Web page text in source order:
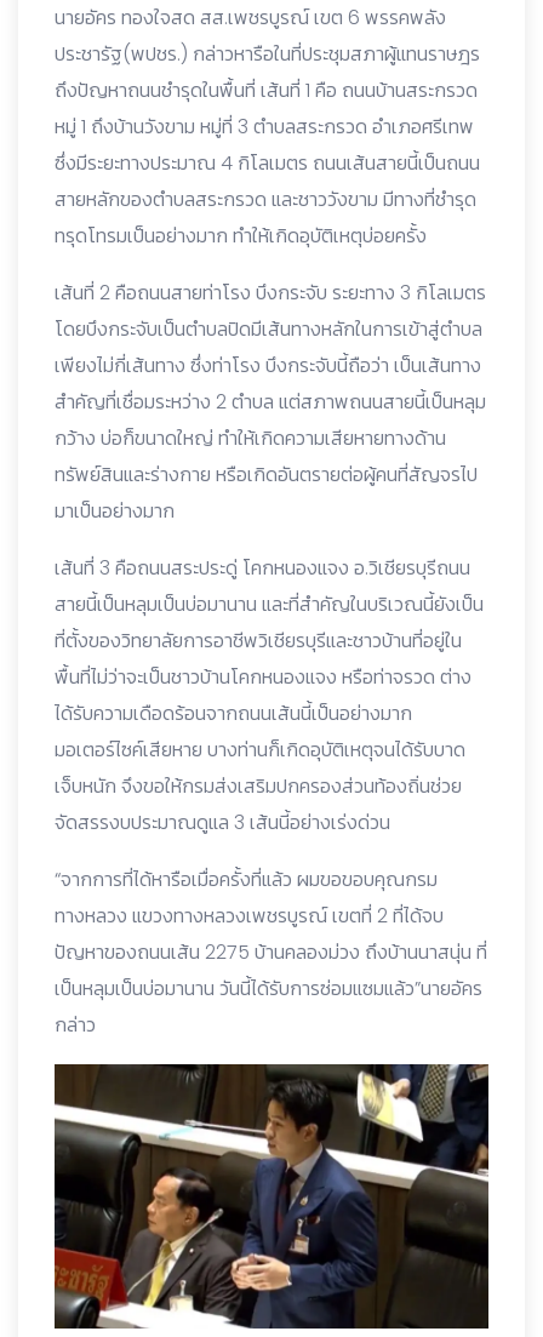
นายอัคร ทองใจสด สส.เพชรบูรณ์ เขต 6 พรรคพลัง
ประชารัฐ(พปชร.) กล่าวหารือในที่ประชุมสภาผู้แทนราษฎร
ถึงปัญหาถนนชำรุดในพื้นที่ เส้นที่ 1 คือ ถนนบ้านสระกรวด
หมู่ 1 ถึงบ้านวังขาม หมู่ที่ 3 ตำบลสระกรวด อำเภอศรีเทพ
ซึ่งมีระยะทางประมาณ 4 กิโลเมตร ถนนเส้นสายนี้เป็นถนน
สายหลักของตำบลสระกรวด และชาววังขาม มีทางที่ชำรุด
ทรุดโทรมเป็นอย่างมาก ทำให้เกิดอุบัติเหตุบ่อยครั้ง
เส้นที่ 2 คือถนนสายท่าโรง บึงกระจับ ระยะทาง 3 กิโลเมตร
โดยบึงกระจับเป็นตำบลปิดมีเส้นทางหลักในการเข้าสู่ตำบล
เพียงไม่กี่เส้นทาง ซึ่งท่าโรง บึงกระจับนี้ถือว่า เป็นเส้นทาง
สำคัญที่เชื่อมระหว่าง 2 ตำบล แต่สภาพถนนสายนี้เป็นหลุม
กว้าง บ่อก็ขนาดใหญ่ ทำให้เกิดความเสียหายทางด้าน
ทรัพย์สินและร่างกาย หรือเกิดอันตรายต่อผู้คนที่สัญจรไป
มาเป็นอย่างมาก
เส้นที่ 3 คือถนนสระประดู่ โคกหนองแจง อ.วิเชียรบุรีถนน
สายนี้เป็นหลุมเป็นบ่อมานาน และที่สำคัญในบริเวณนี้ยังเป็น
ที่ตั้งของวิทยาลัยการอาชีพวิเชียรบุรีและชาวบ้านที่อยู่ใน
พื้นที่ไม่ว่าจะเป็นชาวบ้านโคกหนองแจง หรือท่าจรวด ต่าง
ได้รับความเดือดร้อนจากถนนเส้นนี้เป็นอย่างมาก
มอเตอร์ไซค์เสียหาย บางท่านก็เกิดอุบัติเหตุจนได้รับบาด
เจ็บหนัก จึงขอให้กรมส่งเสริมปกครองส่วนท้องถิ่นช่วย
จัดสรรงบประมาณดูแล 3 เส้นนี้อย่างเร่งด่วน
“จากการที่ได้หารือเมื่อครั้งที่แล้ว ผมขอขอบคุณกรม
ทางหลวง แขวงทางหลวงเพชรบูรณ์ เขตที่ 2 ที่ได้จบ
ปัญหาของถนนเส้น 2275 บ้านคลองม่วง ถึงบ้านนาสนุ่น ที่
เป็นหลุมเป็นบ่อมานาน วันนี้ได้รับการซ่อมแซมแล้ว”นายอัคร
กล่าว